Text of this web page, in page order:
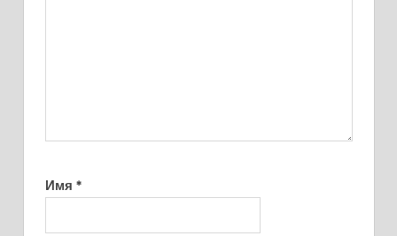
Имя *